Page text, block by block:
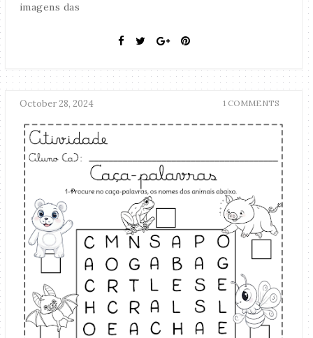
imagens das
October 28, 2024 1 COMMENTS